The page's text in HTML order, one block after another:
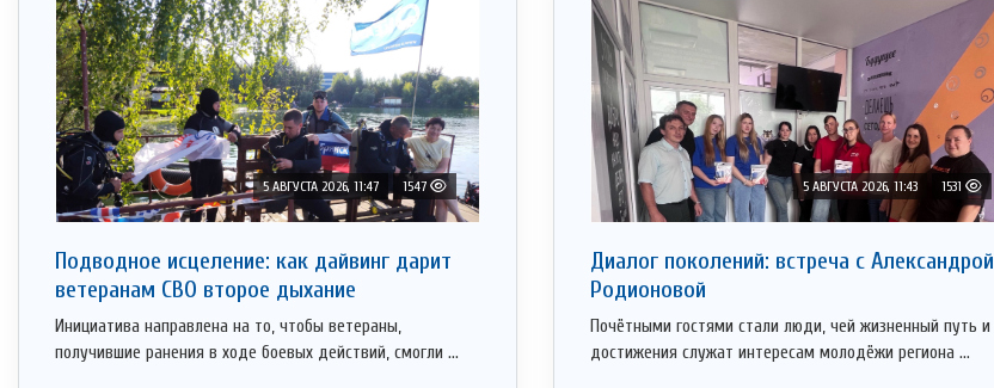
5 АВГУСТА 2026, 11:47 1547
Подводное исцеление: как дайвинг дарит
ветеранам СВО второе дыхание
Инициатива направлена на то, чтобы ветераны,
получившие ранения в ходе боевых действий, смогли ...
5 АВГУСТА 2026, 11:43 1531
Диалог поколений: встреча с Александрой
Родионовой
Почётными гостями стали люди, чей жизненный путь и
достижения служат интересам молодёжи региона ...